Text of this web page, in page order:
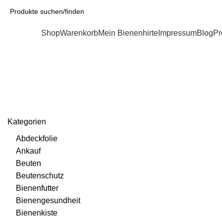
ShopWarenkorbMein Bienenhirte ImpressumBlog
Kategorien
Abdeckfolie
Ankauf
Beuten
Beutenschutz
Bienenfutter
Bienengesundheit
Bienenkiste